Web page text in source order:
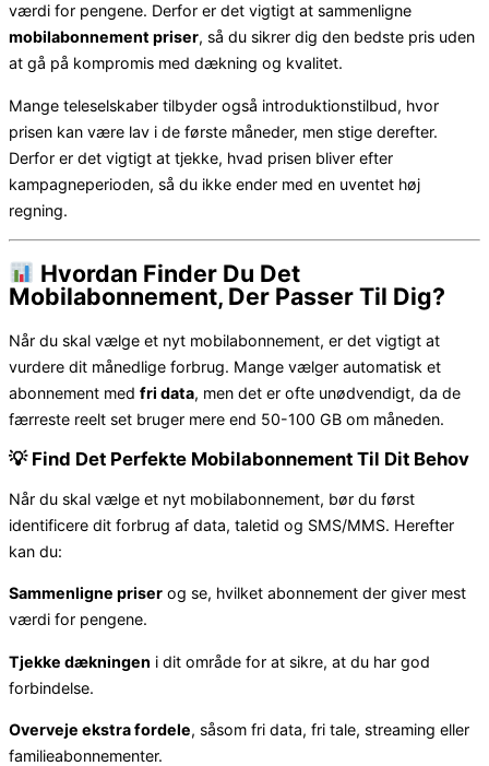
værdi for pengene. Derfor er det vigtigt at sammenligne
mobilabonnement priser, så du sikrer dig den bedste pris uden
at gå på kompromis med dækning og kvalitet.
Mange teleselskaber tilbyder også introduktionstilbud, hvor
prisen kan være lav i de første måneder, men stige derefter.
Derfor er det vigtigt at tjekke, hvad prisen bliver efter
kampagneperioden, så du ikke ender med en uventet høj
regning.
Hvordan Finder Du Det
Mobilabonnement, Der Passer Til Dig?
Når du skal vælge et nyt mobilabonnement, er det vigtigt at
vurdere dit månedlige forbrug. Mange vælger automatisk et
abonnement med fri data, men det er ofte unødvendigt, da de
færreste reelt set bruger mere end 50-100 GB om måneden.
💡 Find Det Perfekte Mobilabonnement Til Dit Behov
Når du skal vælge et nyt mobilabonnement, bør du først
identificere dit forbrug af data, taletid og SMS/MMS. Herefter
kan du:
Sammenligne priser og se, hvilket abonnement der giver mest
værdi for pengene.
Tjekke dækningen i dit område for at sikre, at du har god
forbindelse.
Overveje ekstra fordele, såsom fri data, fri tale, streaming eller
familieabonnementer.